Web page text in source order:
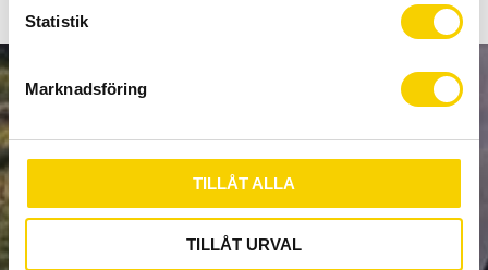
e
s
v
a
l
Statistik
Marknadsföring
TILLÅT ALLA
TILLÅT URVAL
SUBSCRIBE
Your personal information is processed in accordance with our